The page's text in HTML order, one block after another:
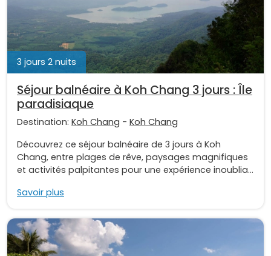
3 jours 2 nuits
Séjour balnéaire à Koh Chang 3 jours : Île
paradisiaque
Destination: Koh Chang - Koh Chang
Découvrez ce séjour balnéaire de 3 jours à Koh
Chang, entre plages de rêve, paysages magnifiques
et activités palpitantes pour une expérience inoublia...
Savoir plus